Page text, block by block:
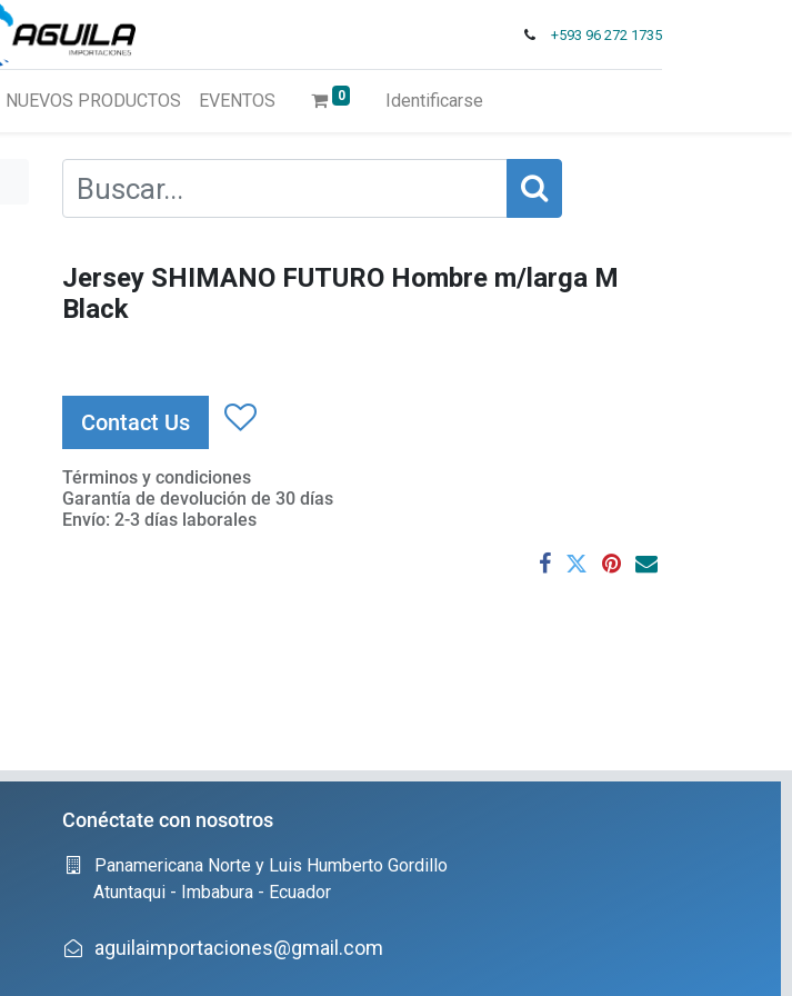
+593 96 272 1735
NUEVOS PRODUCTOS EVENTOS 0 Identificarse
Jersey SHIMANO FUTURO Hombre m/larga M
Black
Contact Us
Términos y condiciones
Garantía de devolución de 30 días
Envío: 2-3 días laborales
Conéctate con nosotros
Panamericana Norte y Luis Humberto Gordillo
Atuntaqui - Imbabura - Ecuador
aguilaimportaciones@gmail.com